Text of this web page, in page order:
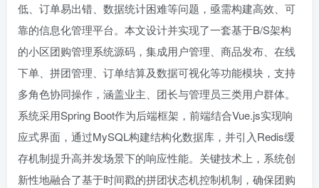
低、订单易出错、数据统计困难等问题，亟需构建高效、可
靠的信息化管理平台。本文设计并实现了一套基于B/S架构
的小区团购管理系统源码，集成用户管理、商品发布、在线
下单、拼团管理、订单结算及数据可视化等功能模块，支持
多角色协同操作，涵盖业主、团长与管理员三类用户群体。
系统采用Spring Boot作为后端框架，前端结合Vue.js实现响
应式界面，通过MySQL构建结构化数据库，并引入Redis缓
存机制提升高并发场景下的响应性能。关键技术上，系统创
新性地融合了基于时间戳的拼团状态机控制机制，确保团购